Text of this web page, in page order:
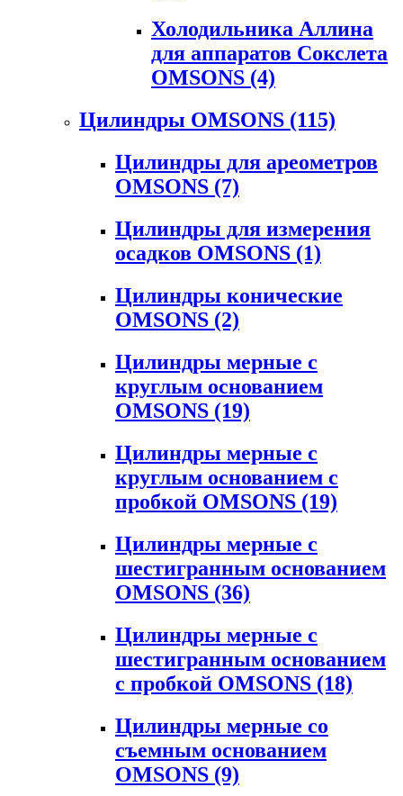
Холодильника Аллина
для аппаратов Сокслета
OMSONS (4)
Цилиндры OMSONS (115)
Цилиндры для ареометров
OMSONS (7)
Цилиндры для измерения
осадков OMSONS (1)
Цилиндры конические
OMSONS (2)
Цилиндры мерные с
круглым основанием
OMSONS (19)
Цилиндры мерные с
круглым основанием с
пробкой OMSONS (19)
Цилиндры мерные с
шестигранным основанием
OMSONS (36)
Цилиндры мерные с
шестигранным основанием
с пробкой OMSONS (18)
Цилиндры мерные со
съемным основанием
OMSONS (9)